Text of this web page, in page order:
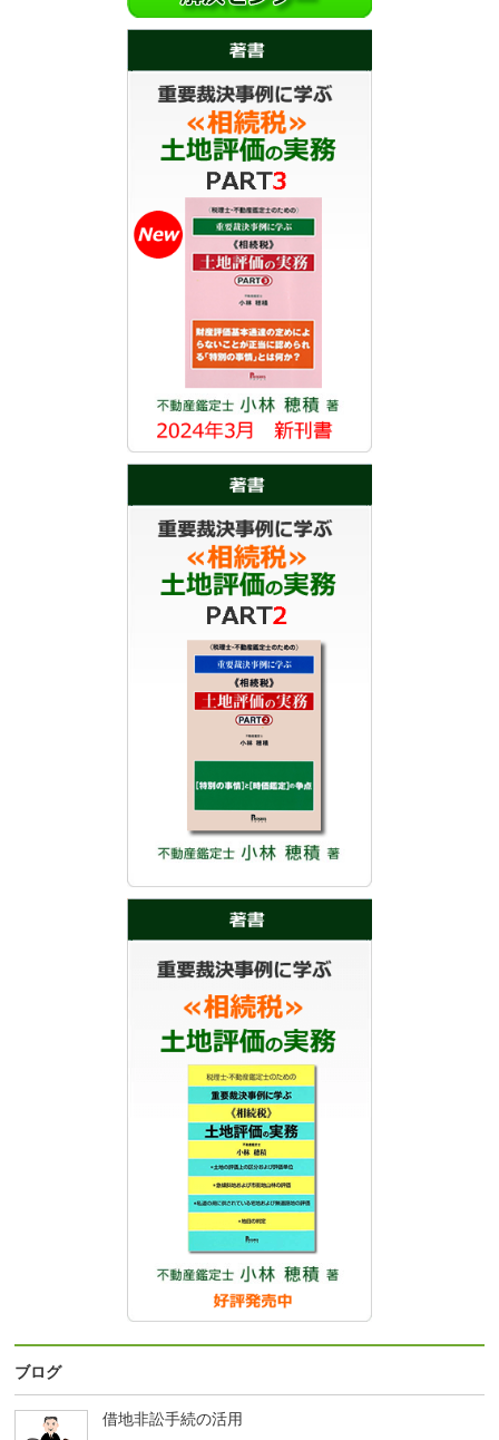
ブログ
借地非訟手続の活用